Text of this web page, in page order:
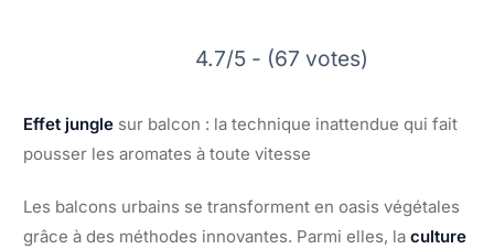
4.7/5 - (67 votes)
Effet jungle sur balcon : la technique inattendue qui fait
pousser les aromates à toute vitesse
Les balcons urbains se transforment en oasis végétales
grâce à des méthodes innovantes. Parmi elles, la culture